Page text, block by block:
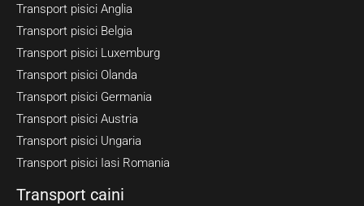
Transport pisici Anglia
Transport pisici Belgia
Transport pisici Luxemburg
Transport pisici Olanda
Transport pisici Germania
Transport pisici Austria
Transport pisici Ungaria
Transport pisici Iasi Romania
Transport caini